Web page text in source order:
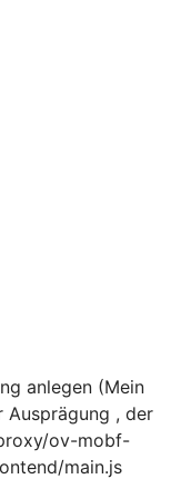
anlegen (Mein
Ausprägung , der
ov-mobf-
main.js